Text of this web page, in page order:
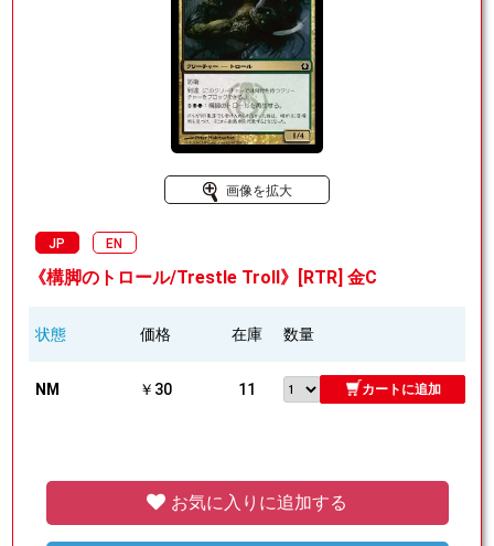
画像を拡大
JP EN
《構脚のトロール/Trestle Troll》[RTR] 金C
状態 価格 在庫 数量
NM ￥30 11 カートに追加
お気に入りに追加する